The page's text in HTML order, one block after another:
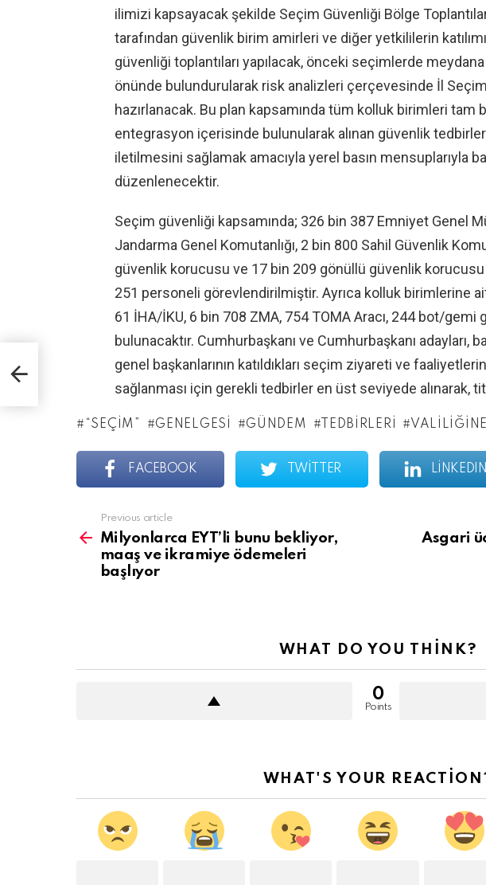
ilimizi kapsayacak şekilde Seçim Güvenliği Bölge
tarafından güvenlik birim amirleri ve diğer yetkililerin
güvenliği toplantıları yapılacak, önceki seçimlerde
önünde bulundurularak risk analizleri çerçevesinde İl Seçim
hazırlanacak. Bu plan kapsamında tüm kolluk birimleri tam
entegrasyon içerisinde bulunularak alınan güvenlik
iletilmesini sağlamak amacıyla yerel basın mensuplarıyla
düzenlenecektir.
Seçim güvenliği kapsamında; 326 bin 387 Emniyet Genel
Jandarma Genel Komutanlığı, 2 bin 800 Sahil Güvenlik
güvenlik korucusu ve 17 bin 209 gönüllü güvenlik
251 personeli görevlendirilmiştir. Ayrıca kolluk birimlerine
61 İHA/İKU, 6 bin 708 ZMA, 754 TOMA Aracı, 244 bot/gemi
bulunacaktır. Cumhurbaşkanı ve Cumhurbaşkanı adayları,
genel başkanlarının katıldıkları seçim ziyareti ve
sağlanması için gerekli tedbirler en üst seviyede alınarak,
“SEÇIM” GENELGESI GÜNDEM TEDBIRLERI VALILIĞINE
FACEBOOK TWITTER LINKEDIN
more
Previous article
Milyonlarca EYT’li bunu bekliyor,
maaş ve ikramiye ödemeleri
başlıyor
Asgari
WHAT DO YOU THINK?
0
Points
WHAT'S YOUR